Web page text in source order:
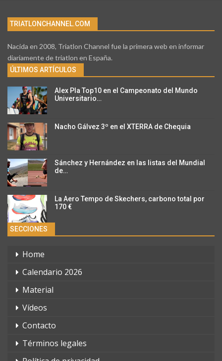
TRIATLONCHANNEL.COM
Nacida en 2008, Triatlon Channel fue la primera web en informar
diariamente de triatlon en España.
ÚLTIMOS ARTÍCULOS
Alex Pla Top10 en el Campeonato del Mundo
Universitario…
Nacho Gálvez 3º en el XTERRA de Chequia
Sánchez y Hernández en las listas del Mundial
de…
La Aero Tempo de Skechers, carbono total por
170 €
SECCIONES
Home
Calendario 2026
Material
Vídeos
Contacto
Términos legales